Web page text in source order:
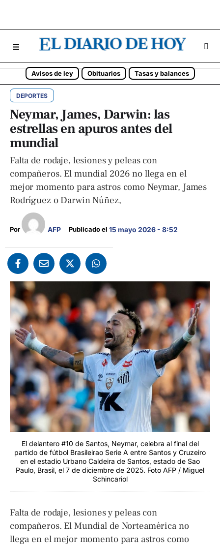
Avisos de ley Obituarios Tasas y balances
DEPORTES
Neymar, James, Darwin: las
estrellas en apuros antes del
mundial
Falta de rodaje, lesiones y peleas con
compañeros. El mundial 2026 no llega en el
mejor momento para astros como Neymar, James
Rodríguez o Darwin Núñez,
Por AFP Publicado el 15 mayo 2026 - 8:52
El delantero #10 de Santos, Neymar, celebra al final del
partido de fútbol Brasileirao Serie A entre Santos y Cruzeiro
en el estadio Urbano Caldeira de Santos, estado de Sao
Paulo, Brasil, el 7 de diciembre de 2025. Foto AFP / Miguel
Schincariol
Falta de rodaje, lesiones y peleas con
compañeros. El Mundial de Norteamérica no
llega en el mejor momento para astros como